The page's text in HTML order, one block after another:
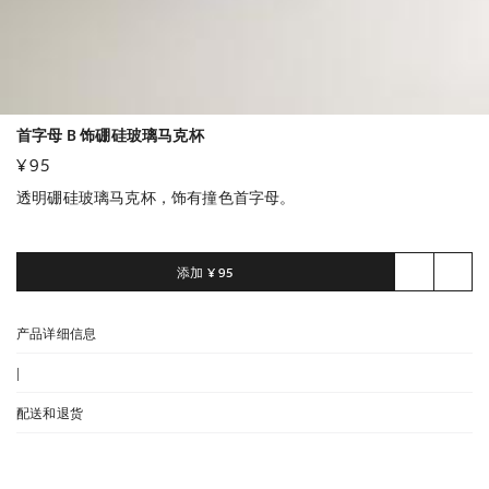
首字母 B 饰硼硅玻璃马克杯
¥ 95
透明硼硅玻璃马克杯，饰有撞色首字母。
添加 ¥ 95
产品详细信息
配送和退货